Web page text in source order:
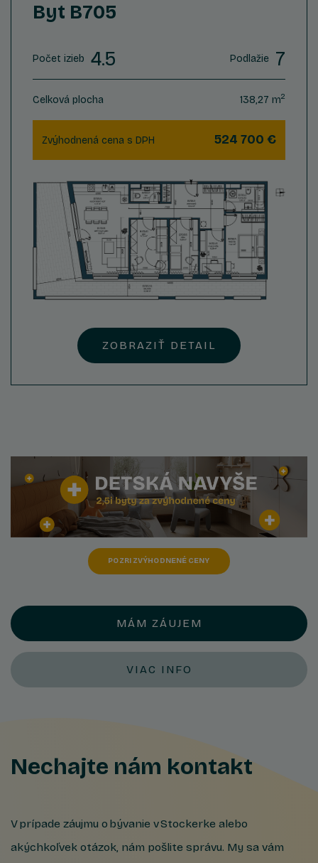
Byt B705
Počet izieb 4.5 Podlažie 7
Celková plocha 138,27 m2
Zvýhodnená cena s DPH 524 700 €
ZOBRAZIŤ DETAIL
POZRI ZVÝHODNENÉ CENY
MÁM ZÁUJEM
VIAC INFO
Nechajte nám kontakt
V prípade záujmu o bývanie v Stockerke alebo
akýchkoľvek otázok, nám pošlite správu. My sa vám